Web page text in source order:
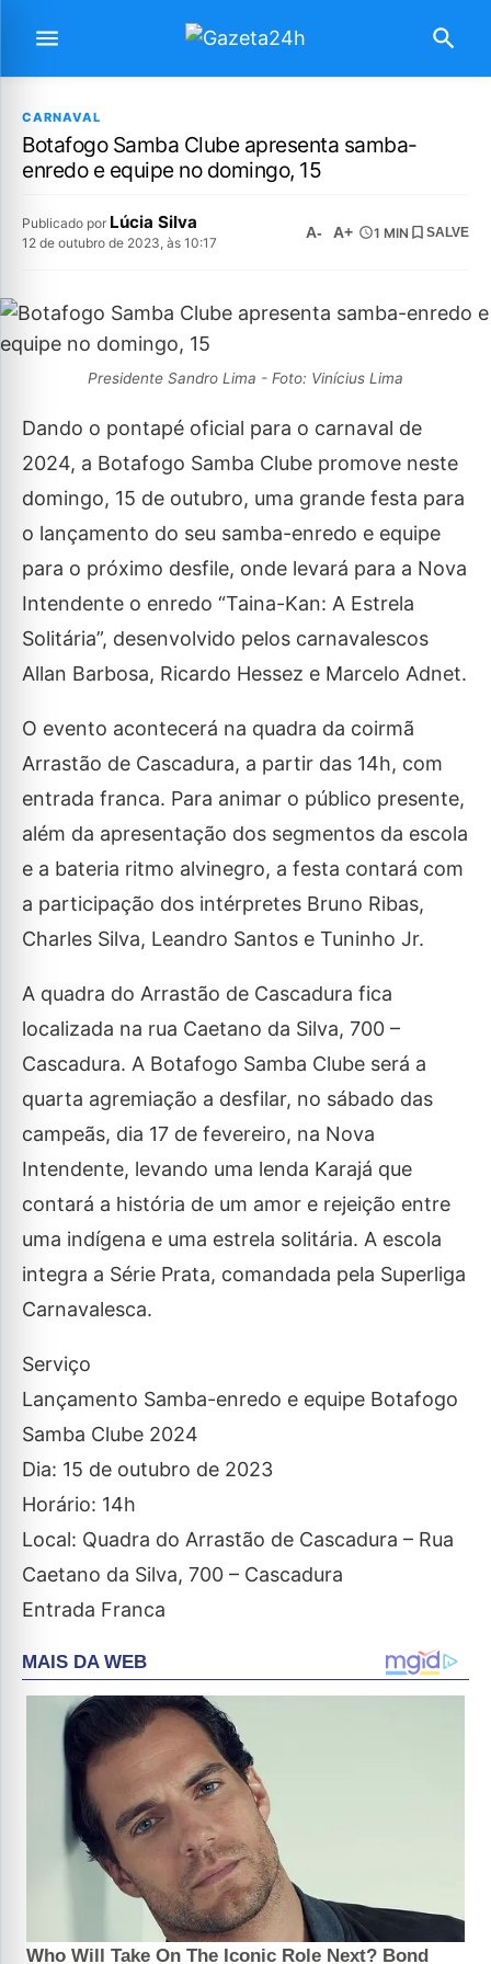
CARNAVAL
Botafogo Samba Clube apresenta samba-
enredo e equipe no domingo, 15
Publicado por Lúcia Silva
12 de outubro de 2023, às 10:17
A- A+ 1 MIN SALVE
Presidente Sandro Lima - Foto: Vinícius Lima
Dando o pontapé oficial para o carnaval de
2024, a Botafogo Samba Clube promove neste
domingo, 15 de outubro, uma grande festa para
o lançamento do seu samba-enredo e equipe
para o próximo desfile, onde levará para a Nova
Intendente o enredo “Taina-Kan: A Estrela
Solitária”, desenvolvido pelos carnavalescos
Allan Barbosa, Ricardo Hessez e Marcelo Adnet.
O evento acontecerá na quadra da coirmã
Arrastão de Cascadura, a partir das 14h, com
entrada franca. Para animar o público presente,
além da apresentação dos segmentos da escola
e a bateria ritmo alvinegro, a festa contará com
a participação dos intérpretes Bruno Ribas,
Charles Silva, Leandro Santos e Tuninho Jr.
A quadra do Arrastão de Cascadura fica
localizada na rua Caetano da Silva, 700 –
Cascadura. A Botafogo Samba Clube será a
quarta agremiação a desfilar, no sábado das
campeãs, dia 17 de fevereiro, na Nova
Intendente, levando uma lenda Karajá que
contará a história de um amor e rejeição entre
uma indígena e uma estrela solitária. A escola
integra a Série Prata, comandada pela Superliga
Carnavalesca.
Serviço
Lançamento Samba-enredo e equipe Botafogo
Samba Clube 2024
Dia: 15 de outubro de 2023
Horário: 14h
Local: Quadra do Arrastão de Cascadura – Rua
Caetano da Silva, 700 – Cascadura
Entrada Franca